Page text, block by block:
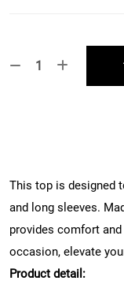
This top is designed
and long sleeves.
provides comfort
occasion, elevate
Product detail: